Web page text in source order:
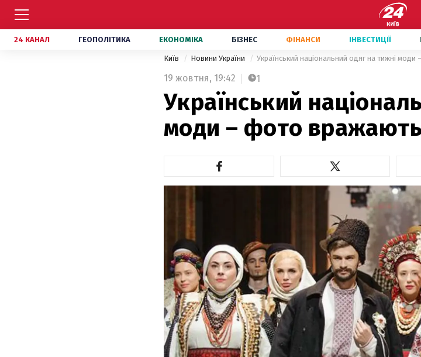
24 КАНАЛ ГЕОПОЛІТИКА ЕКОНОМІКА БІЗНЕС ФІНАНСИ ІНВЕСТИЦІЇ
Київ Новини України Український національний одяг на тижні
19 жовтня, 19:42 1
Український
моди – фото вражають